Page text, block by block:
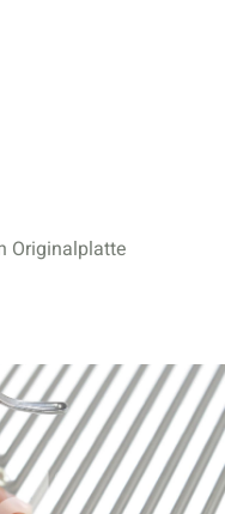
Originalplatte